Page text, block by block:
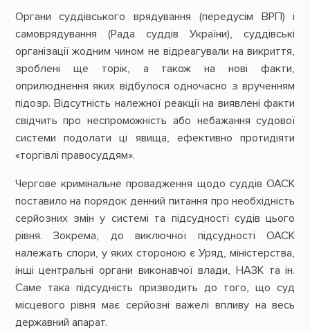
Органи суддівського врядування (передусім ВРП) і
самоврядування (Рада суддів України), суддівські
організації жодним чином не відреагували на викриття,
зроблені ще торік, а також на нові факти,
оприлюднення яких відбулося одночасно з врученням
підозр. Відсутність належної реакції на виявлені факти
свідчить про неспроможність або небажання судової
системи подолати ці явища, ефективно протидіяти
«торгівлі правосуддям».
Чергове кримінальне провадження щодо суддів ОАСК
поставило на порядок денний питання про необхідність
серйозних змін у системі та підсудності судів цього
рівня. Зокрема, до виключної підсудності ОАСК
належать спори, у яких стороною є Уряд, міністерства,
інші центральні органи виконавчої влади, НАЗК та ін.
Саме така підсудність призводить до того, що суд
місцевого рівня має серйозні важелі впливу на весь
державний апарат.